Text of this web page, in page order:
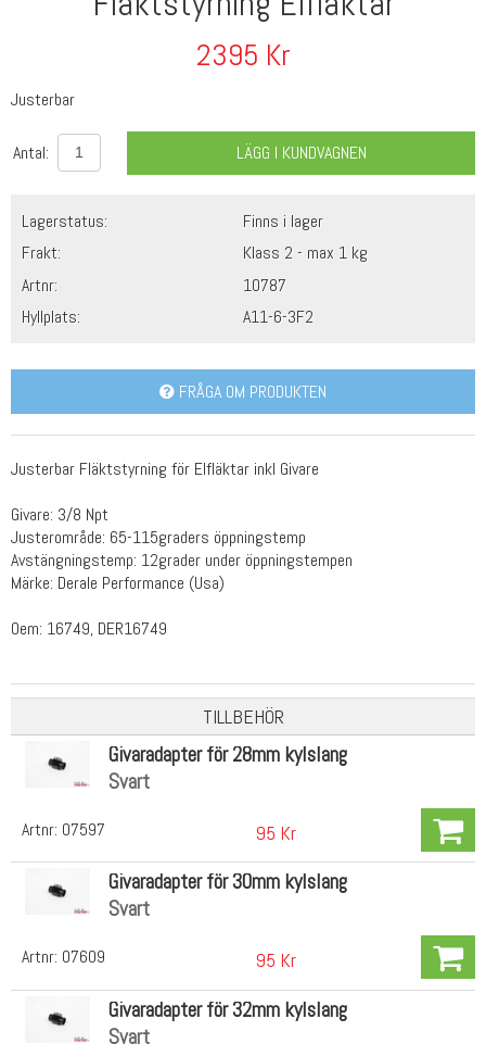
2395 Kr
Justerbar
Antal: LÄGG I KUNDVAGNEN
Lagerstatus:
Finns i lager
Frakt:
Klass 2 - max 1 kg
Artnr:
10787
Hyllplats:
A11-6-3F2
FRÅGA OM PRODUKTEN
Justerbar Fläktstyrning för Elfläktar inkl Givare
Givare: 3/8 Npt
Justerområde: 65-115graders öppningstemp
Avstängningstemp: 12grader under öppningstempen
Märke: Derale Performance (Usa)
Oem: 16749, DER16749
TILLBEHÖR
Artnr: 07597
Givaradapter för 28mm kylslang
Svart
95 Kr
Artnr: 07609
Givaradapter för 30mm kylslang
Svart
95 Kr
Givaradapter för 32mm kylslang
Svart